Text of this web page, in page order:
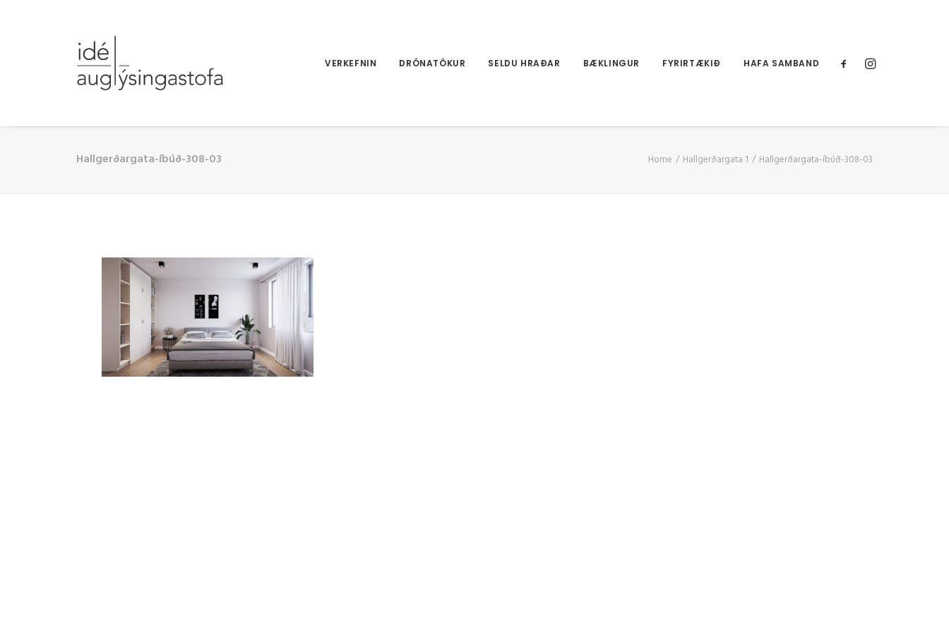
VERKEFNIN DRÓNATÖKUR SELDU HRAÐAR BÆKLINGUR FYRIRTÆKIÐ HAFA SAMBAND
Hallgerðargata-íbúð-308-03 Home Hallgerðargata 1 Hallgerðargata-íbúð-308-03